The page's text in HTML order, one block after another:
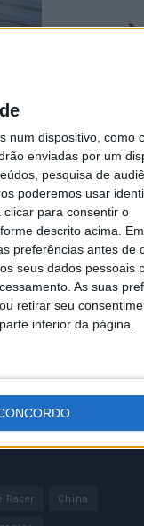
num dispositivo, como
enviadas por um
pesquisa de
poderemos usar
para consentir o
descrito acima. Em
preferências antes de
seus dados pessoais
As suas
retirar seu
inferior da página.
Racer China